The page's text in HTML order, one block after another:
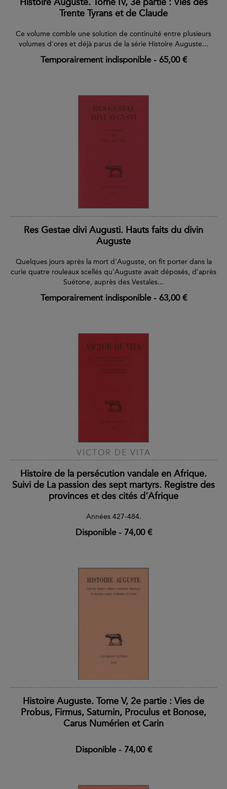
Trente Tyrans et de Claude
Ce volume comble une solution de continuité entre plusieurs
volumes d'ores et déjà parus de la série Histoire Auguste...
Temporairement indisponible- 65,00 €
Res Gestae divi Augusti. Hauts faits du divin
Auguste
Quelques jours après la mort d'Auguste, on fit porter dans la
curie quatre rouleaux scellés qu'Auguste avait déposés, d’après
Suétone, auprès des Vestales...
Temporairement indisponible- 63,00 €
VICTOR DE VITA
Histoire de la persécution vandale en Afrique.
Suivi de La passion des sept martyrs. Registre des
provinces et des cités d'Afrique
Années 427-484.
Disponible- 74,00 €
Histoire Auguste. Tome V, 2e partie : Vies de
Probus, Firmus, Saturnin, Proculus et Bonose,
Carus Numérien et Carin
Disponible- 74,00 €